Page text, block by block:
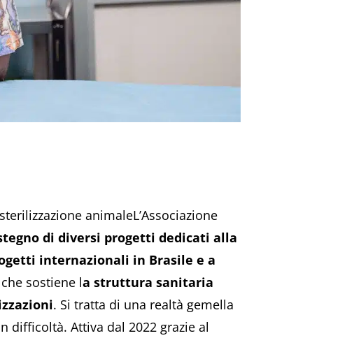
animaleL’Associazione
di diversi progetti dedicati alla
internazionali in Brasile e a
sostiene la struttura sanitaria
. Si tratta di una realtà gemella
difficoltà. Attiva dal 2022 grazie al